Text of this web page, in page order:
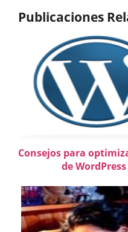
Publicaciones
Consejos para
de WordPress